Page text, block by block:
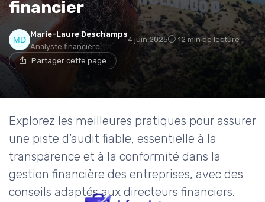
financier
Marie-Laure Deschamps
Analyste financière
4 juin 2025 12 min de lecture
Partager cette page
Explorez les meilleures pratiques pour assurer
une piste d’audit fiable, essentielle à la
transparence et à la conformité dans la
gestion financière des entreprises, avec des
conseils adaptés aux directeurs financiers.